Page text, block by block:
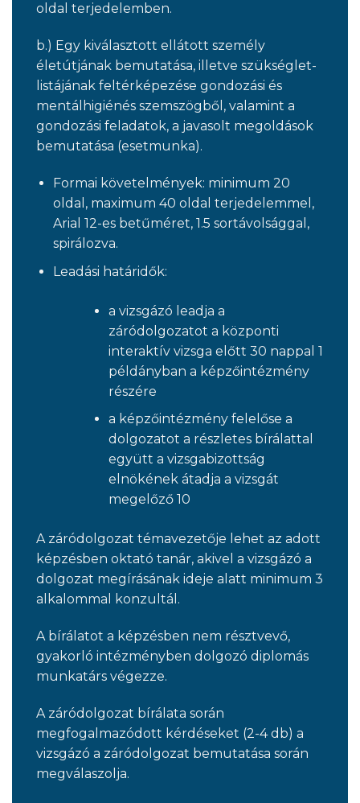
oldal terjedelemben.
b.) Egy kiválasztott ellátott személy
életútjának bemutatása, illetve szükséglet-
listájának feltérképezése gondozási és
mentálhigiénés szemszögből, valamint a
gondozási feladatok, a javasolt megoldások
bemutatása (esetmunka).
Formai követelmények: minimum 20
oldal, maximum 40 oldal terjedelemmel,
Arial 12-es betűméret, 1.5 sortávolsággal,
spirálozva.
Leadási határidők:
a vizsgázó leadja a
záródolgozatot a központi
interaktív vizsga előtt 30 nappal 1
példányban a képzőintézmény
részére
a képzőintézmény felelőse a
dolgozatot a részletes bírálattal
együtt a vizsgabizottság
elnökének átadja a vizsgát
megelőző 10
A záródolgozat témavezetője lehet az adott
képzésben oktató tanár, akivel a vizsgázó a
dolgozat megírásának ideje alatt minimum 3
alkalommal konzultál.
A bírálatot a képzésben nem résztvevő,
gyakorló intézményben dolgozó diplomás
munkatárs végezze.
A záródolgozat bírálata során
megfogalmazódott kérdéseket (2-4 db) a
vizsgázó a záródolgozat bemutatása során
megválaszolja.